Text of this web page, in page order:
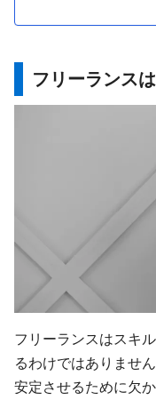
フリーランス
フリーランスはスキ
るわけではありませ
安定させるために欠か